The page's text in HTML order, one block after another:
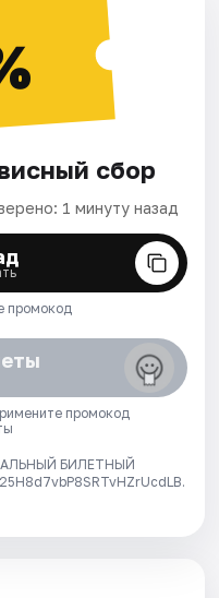
сбор
1 минуту назад
промокод
промокод
БИЛЕТНЫЙ